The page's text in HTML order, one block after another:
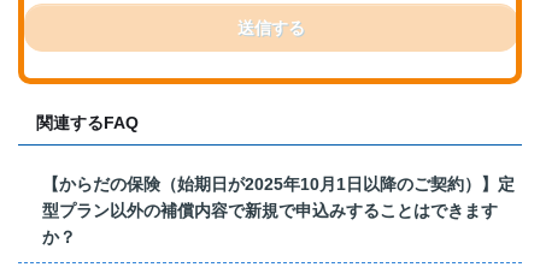
送信する
関連するFAQ
【からだの保険（始期日が2025年10月1日以降のご契約）】定
型プラン以外の補償内容で新規で申込みすることはできます
か？